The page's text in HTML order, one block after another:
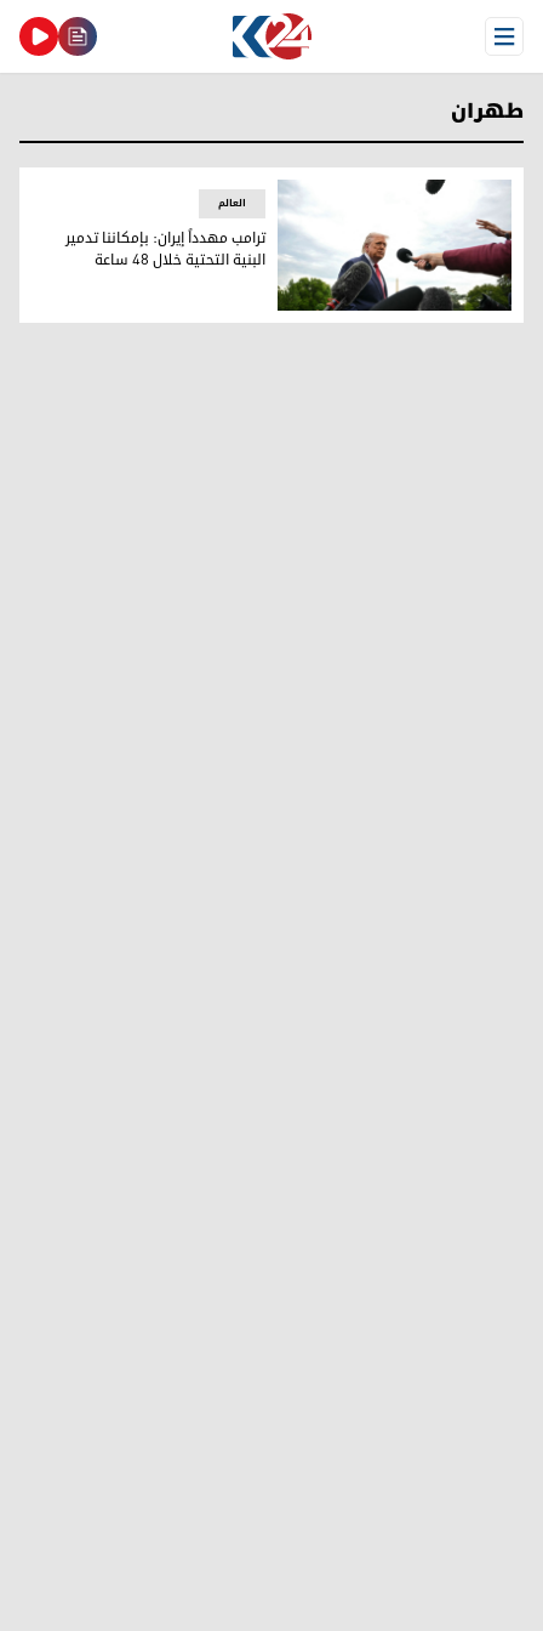
Open Menu
طهران
ترامب مهدداً إيران: بإمكاننا تدمير البنية التحتية خلال 48 ساعة
العالم
ترامب مهدداً إيران: بإمكاننا تدمير
البنية التحتية خلال 48 ساعة